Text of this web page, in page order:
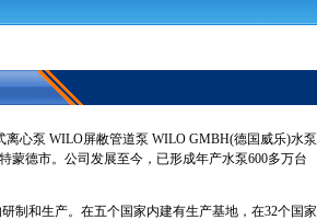
心泵 WILO屏敝管道泵 WILO GMBH(德国威乐)水泵
蒙德市。公司发展至今，已形成年产水泵600多万台
和生产。在五个国家内建有生产基地，在32个国家